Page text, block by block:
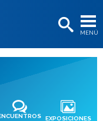
MENÚ
EXPOSICIONES